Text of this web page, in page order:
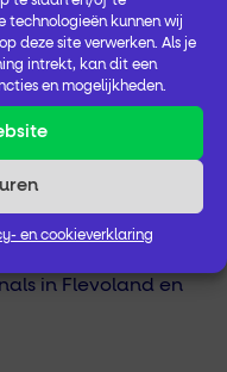
technologieën kunnen wij
deze site verwerken. Als je
intrekt, kan dit een
en mogelijkheden.
en cookieverklaring
in Flevoland
op de
Sociale
nieuws, diensten
en aanbieders
in Flevoland en